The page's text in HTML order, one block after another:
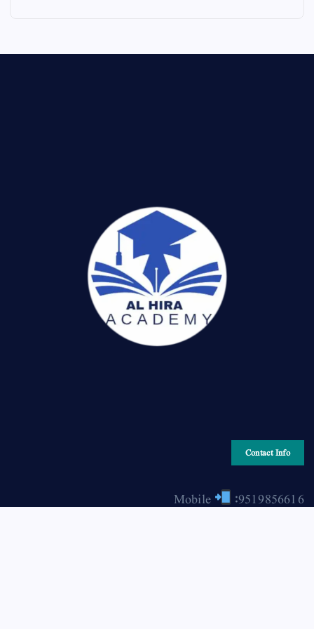
Contact Info
Mobile
:9519856616